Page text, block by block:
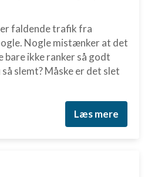
faldende trafik fra
Nogle mistænker at det
bare ikke ranker så godt
slemt? Måske er det slet
Læs mere